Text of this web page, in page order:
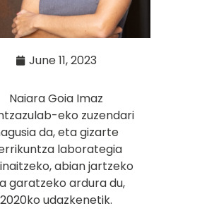
June 11, 2023
Naiara Goia Imaz
eko zuzendari
da, eta gizarte
laborategia
abian jartzeko
garatzeko ardura du,
2020ko udazkenetik.